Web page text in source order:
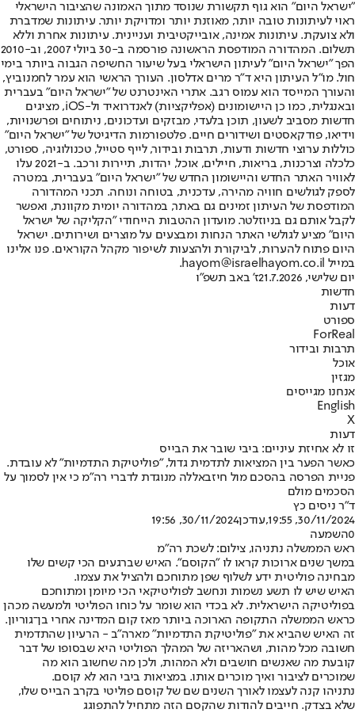
"ישראל היום" הוא גוף תקשורת שנוסד מתוך האמונה שהציבור הישראלי
ראוי לעיתונות טובה יותר, מאוזנת יותר ומדויקת יותר. עיתונות שמדברת
ולא צועקת. עיתונות אמינה, אובייקטיבית ועניינית. עיתונות אחרת וללא
תשלום. המהדורה המודפסת הראשונה פורסמה ב-30 ביולי 2007, וב-2010
הפך "ישראל היום" לעיתון הישראלי בעל שיעור החשיפה הגבוה ביותר בימי
חול. מו"ל העיתון היא ד"ר מרים אדלסון. העורך הראשי הוא עמר לחמנוביץ,
והעורך המייסד הוא עמוס רגב. אתרי האינטרנט של "ישראל היום" בעברית
ובאנגלית, כמו כן היישומונים (אפליקציות) לאנדרואיד ול-iOS, מציגים
חדשות מסביב לשעון, תוכן בלעדי, מבזקים ועדכונים, ניתוחים ופרשנויות,
וידיאו, פודקאסטים ושידורים חיים. פלטפורמות הדיגיטל של "ישראל היום"
כוללות ערוצי חדשות ודעות, תרבות ובידור, לייף סטייל, טכנולוגיה, ספורט,
כלכלה וצרכנות, בריאות, חיילים, אוכל, יהדות, תיירות ורכב. ב-2021 עלו
לאוויר האתר החדש והיישומון החדש של "ישראל היום" בעברית, במטרה
לספק לגולשים חוויה מהירה, עדכנית, בטוחה ונוחה. תכני המהדורה
המודפסת של העיתון זמינים גם באתר, במהדורה יומית מקוונת, ואפשר
לקבל אותם גם בניוזלטר. מועדון ההטבות הייחודי "הקליקה של ישראל
היום" מציע לגולשי האתר הנחות ומבצעים על מוצרים ושירותים. ישראל
היום פתוח להערות, לביקורת ולהצעות לשיפור מקהל הקוראים. פנו אלינו
במייל hayom@israelhayom.co.il.
יום שלישי, 21.7.2026
ז' באב תשפ"ו
חדשות
דעות
ספורט
ForReal
תרבות ובידור
אוכל
מגזין
אנחנו מגייסים
English
X
דעות
זו לא אחיזת עיניים: ביבי שובר את הבייס
כאשר הפער בין המציאות לתדמית גדול, "פוליטיקת התדמיות" לא עובדת.
פניית הפרסה בהסכם מול חיזבאללה מנוגדת לדברי רה"מ כי אין לסמוך על
הסכמים מולם
ד"ר ניסים כץ
30/11/2024, 19:55
,עודכן30/11/2024, 19:56
0השמעה
ראש הממשלה נתניהו, צילום: לשכת רה"מ
במשך שנים ארוכות קראו לו "הקוסם". האיש שברגעים הכי קשים שלו
מבחינה פוליטית ידע לשלוף שפן מתוחכם ולהציל את עצמו.
האיש שיש לו תשע נשמות ונחשב לפוליטיקאי הכי מיומן ומתוחכם
בפוליטיקה הישראלית. לא בכדי הוא שומר על כוחו הפוליטי ולמעשה מכהן
כראש הממשלה התקופה הארוכה ביותר מאז קום המדינה אחרי בן־גוריון.
זה האיש שהביא את "פוליטיקת התדמיות" מארה"ב - הרעיון שהתדמית
חשובה מכל מהות, ושהאריזה של המהלך הפוליטי היא שבסופו של דבר
קובעת מה שאנשים חושבים ולא המהות, ולכן מה שחשוב הוא מה
שמוכרים לציבור ואיך מוכרים אותו. במציאות ביבי הוא לא קוסם.
נתניהו קנה לעצמו לאורך השנים שם של קוסם פוליטי בקרב הבייס שלו,
שלא בצדק. חייבים להודות שהקסם הזה מתחיל להתפוגג